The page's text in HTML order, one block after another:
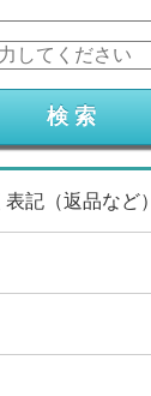
記（返品など）